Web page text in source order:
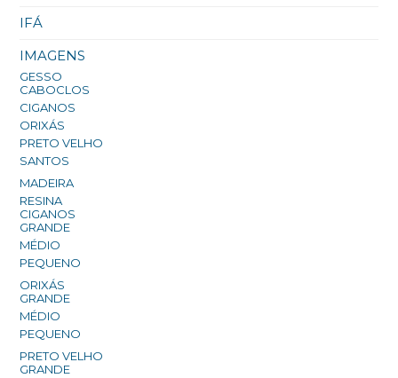
IFÁ
IMAGENS
GESSO
CABOCLOS
CIGANOS
ORIXÁS
PRETO VELHO
SANTOS
MADEIRA
RESINA
CIGANOS
GRANDE
MÉDIO
PEQUENO
ORIXÁS
GRANDE
MÉDIO
PEQUENO
PRETO VELHO
GRANDE